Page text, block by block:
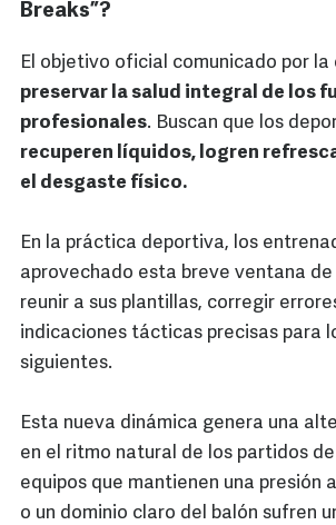
Breaks”?
El objetivo oficial comunicado por la
preservar la salud integral de los
profesionales. Buscan que los
recuperen líquidos, logren
el desgaste físico.
En la práctica deportiva, los
aprovechado esta breve ventana
reunir a sus plantillas, corregir
indicaciones tácticas precisas para
siguientes.
Esta nueva dinámica genera una
en el ritmo natural de los partidos
equipos que mantienen una presión
o un dominio claro del balón sufren